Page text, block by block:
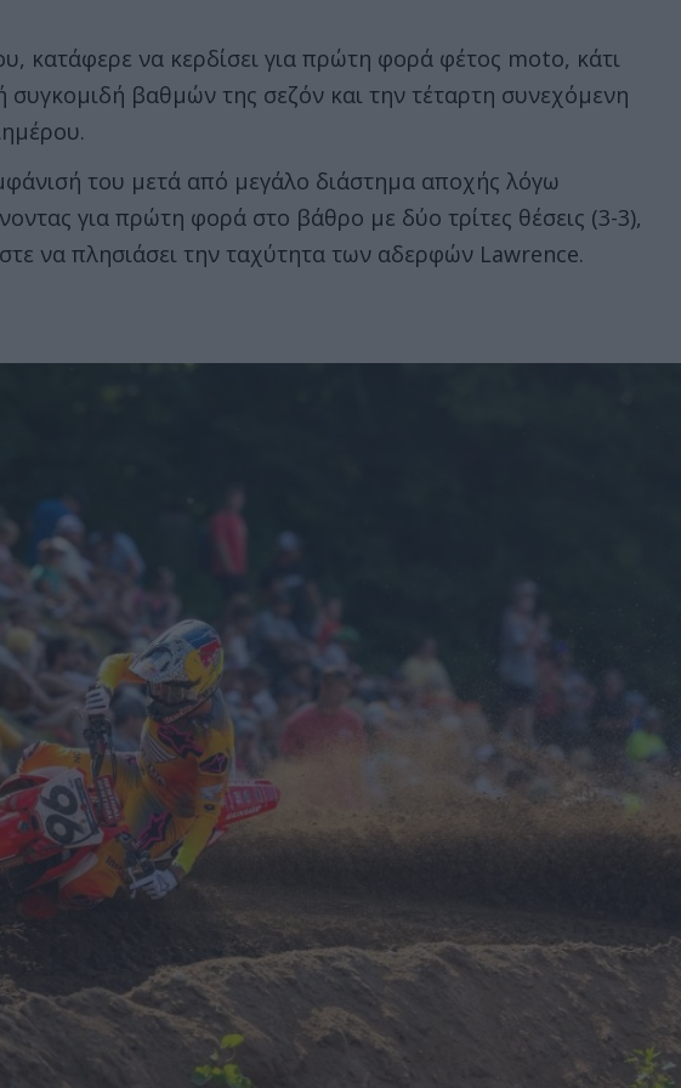
κατάφερε να κερδίσει για πρώτη φορά φέτος moto, κάτι
βαθμών της σεζόν και την τέταρτη συνεχόμενη
του μετά από μεγάλο διάστημα αποχής λόγω
για πρώτη φορά στο βάθρο με δύο τρίτες θέσεις (3-3),
να πλησιάσει την ταχύτητα των αδερφών Lawrence.